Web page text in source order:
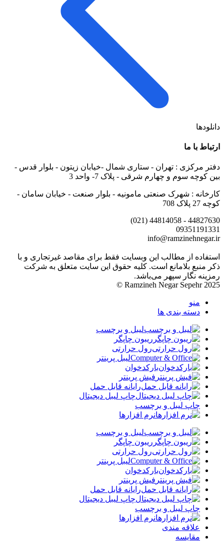
دانلودها
ارتباط با ما
دفتر مرکزی : تهران - ستاری شمال -خیابان زیتون - بلوار قدس -
بین کوچه سوم و چهارم شرقی - پلاک 7- واحد 3
کارخانه : شهرک صنعتی مامونیه - بلوار صنعت - خیابان سامان -
کوچه 27 پلاک 708
44827630 - 44814058 (021)
09351191331
info@ramzinehnegar.ir
استفاده از مطالب این وبسایت فقط برای مقاصد غیرتجاری و با
ذکر منبع بلامانع است. کلیه حقوق این سایت متعلق به شرکت
رمزینه نگار سپهر می‌باشد.
Ramzineh Negar Sepehr 2025 ©
منو
دسته بندی ها
لیبل و برچسب
ریبون چاپگر
رول حرارتی
لیبل پرینتر
بارکدخوان
فیش پرینتر
رایانه قابل حمل
چاپ لیبل دیجیتال
چاپ لیبل و برچسب
نرم افزارها
لیبل و برچسب
ریبون چاپگر
رول حرارتی
لیبل پرینتر
بارکدخوان
فیش پرینتر
رایانه قابل حمل
چاپ لیبل دیجیتال
چاپ لیبل و برچسب
نرم افزارها
علاقه مندی
مقایسه